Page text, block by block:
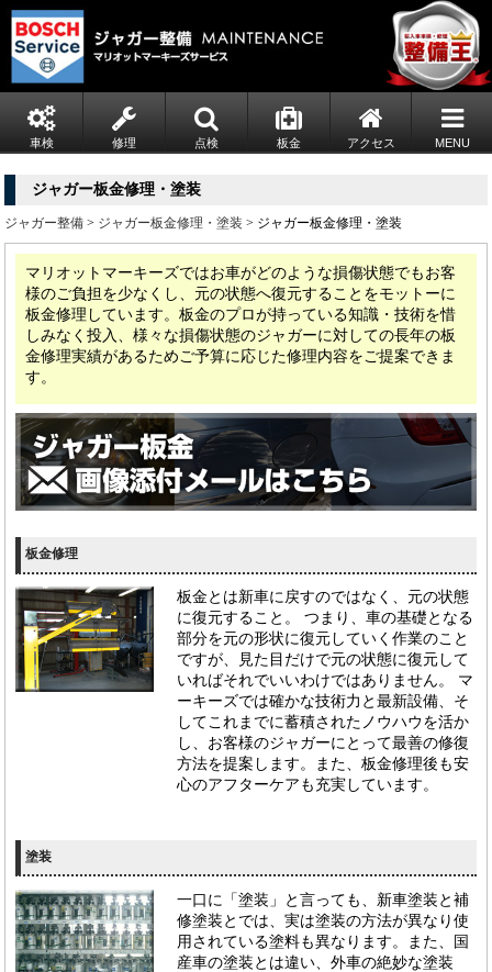
車検 修理 点検 板金 アクセス MENU
ジャガー板金修理・塗装
ジャガー整備 > ジャガー板金修理・塗装 > ジャガー板金修理・塗装
マリオットマーキーズではお車がどのような損傷状態でもお客
様のご負担を少なくし、元の状態へ復元することをモットーに
板金修理しています。板金のプロが持っている知識・技術を惜
しみなく投入、様々な損傷状態のジャガーに対しての長年の板
金修理実績があるためご予算に応じた修理内容をご提案できま
す。
板金修理
板金とは新車に戻すのではなく、元の状態
に復元すること。 つまり、車の基礎となる
部分を元の形状に復元していく作業のこと
ですが、見た目だけで元の状態に復元して
いればそれでいいわけではありません。 マ
ーキーズでは確かな技術力と最新設備、そ
してこれまでに蓄積されたノウハウを活か
し、お客様のジャガーにとって最善の修復
方法を提案します。また、板金修理後も安
心のアフターケアも充実しています。
塗装
一口に「塗装」と言っても、新車塗装と補
修塗装とでは、実は塗装の方法が異なり使
用されている塗料も異なります。また、国
産車の塗装とは違い、外車の絶妙な塗装